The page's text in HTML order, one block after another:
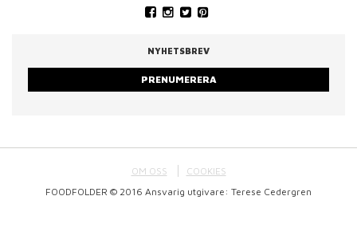
NYHETSBREV
PRENUMERERA
OM OSS
COOKIES
FOODFOLDER © 2016 Ansvarig utgivare: Terese Cedergren